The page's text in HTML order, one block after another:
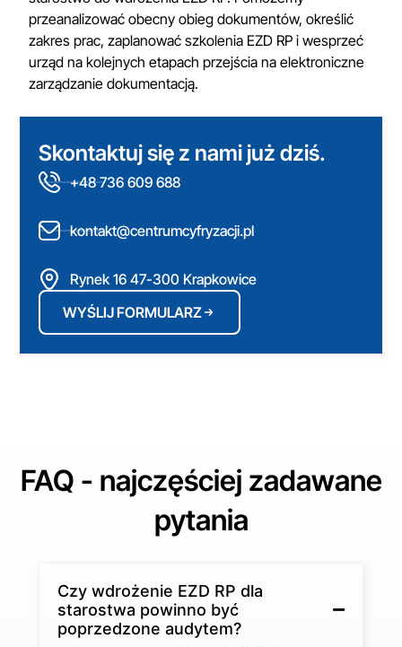
przeanalizować obecny obieg dokumentów, określić
zakres prac, zaplanować szkolenia EZD RP i wesprzeć
urząd na kolejnych etapach przejścia na elektroniczne
zarządzanie dokumentacją.
Skontaktuj się z nami już dziś.
+48 736 609 688
kontakt@centrumcyfryzacji.pl
Rynek 16 47-300 Krapkowice
WYŚLIJ FORMULARZ
FAQ - najczęściej zadawane
pytania
Czy wdrożenie EZD RP dla
starostwa powinno być
poprzedzone audytem?